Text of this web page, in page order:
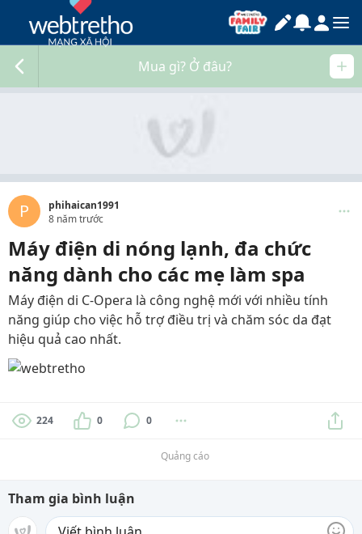
Mua gì? Ở đâu?
P
phihaican1991
8 năm trước
Máy điện di nóng lạnh, đa chức
năng dành cho các mẹ làm spa
Máy điện di C-Opera là công nghệ mới với nhiều tính
năng giúp cho việc hỗ trợ điều trị và chăm sóc da đạt
hiệu quả cao nhất.
224 0 0
Quảng cáo
Tham gia bình luận